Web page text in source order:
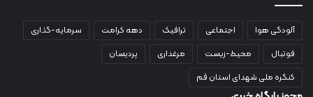
آلودگی هوا اجتماعی ترافیک دهه کرامت
سرمایه-گذاری
فوتبال
محیط-زیست مرغداری
پردیسان
کنگره ملی شهدای استان قم